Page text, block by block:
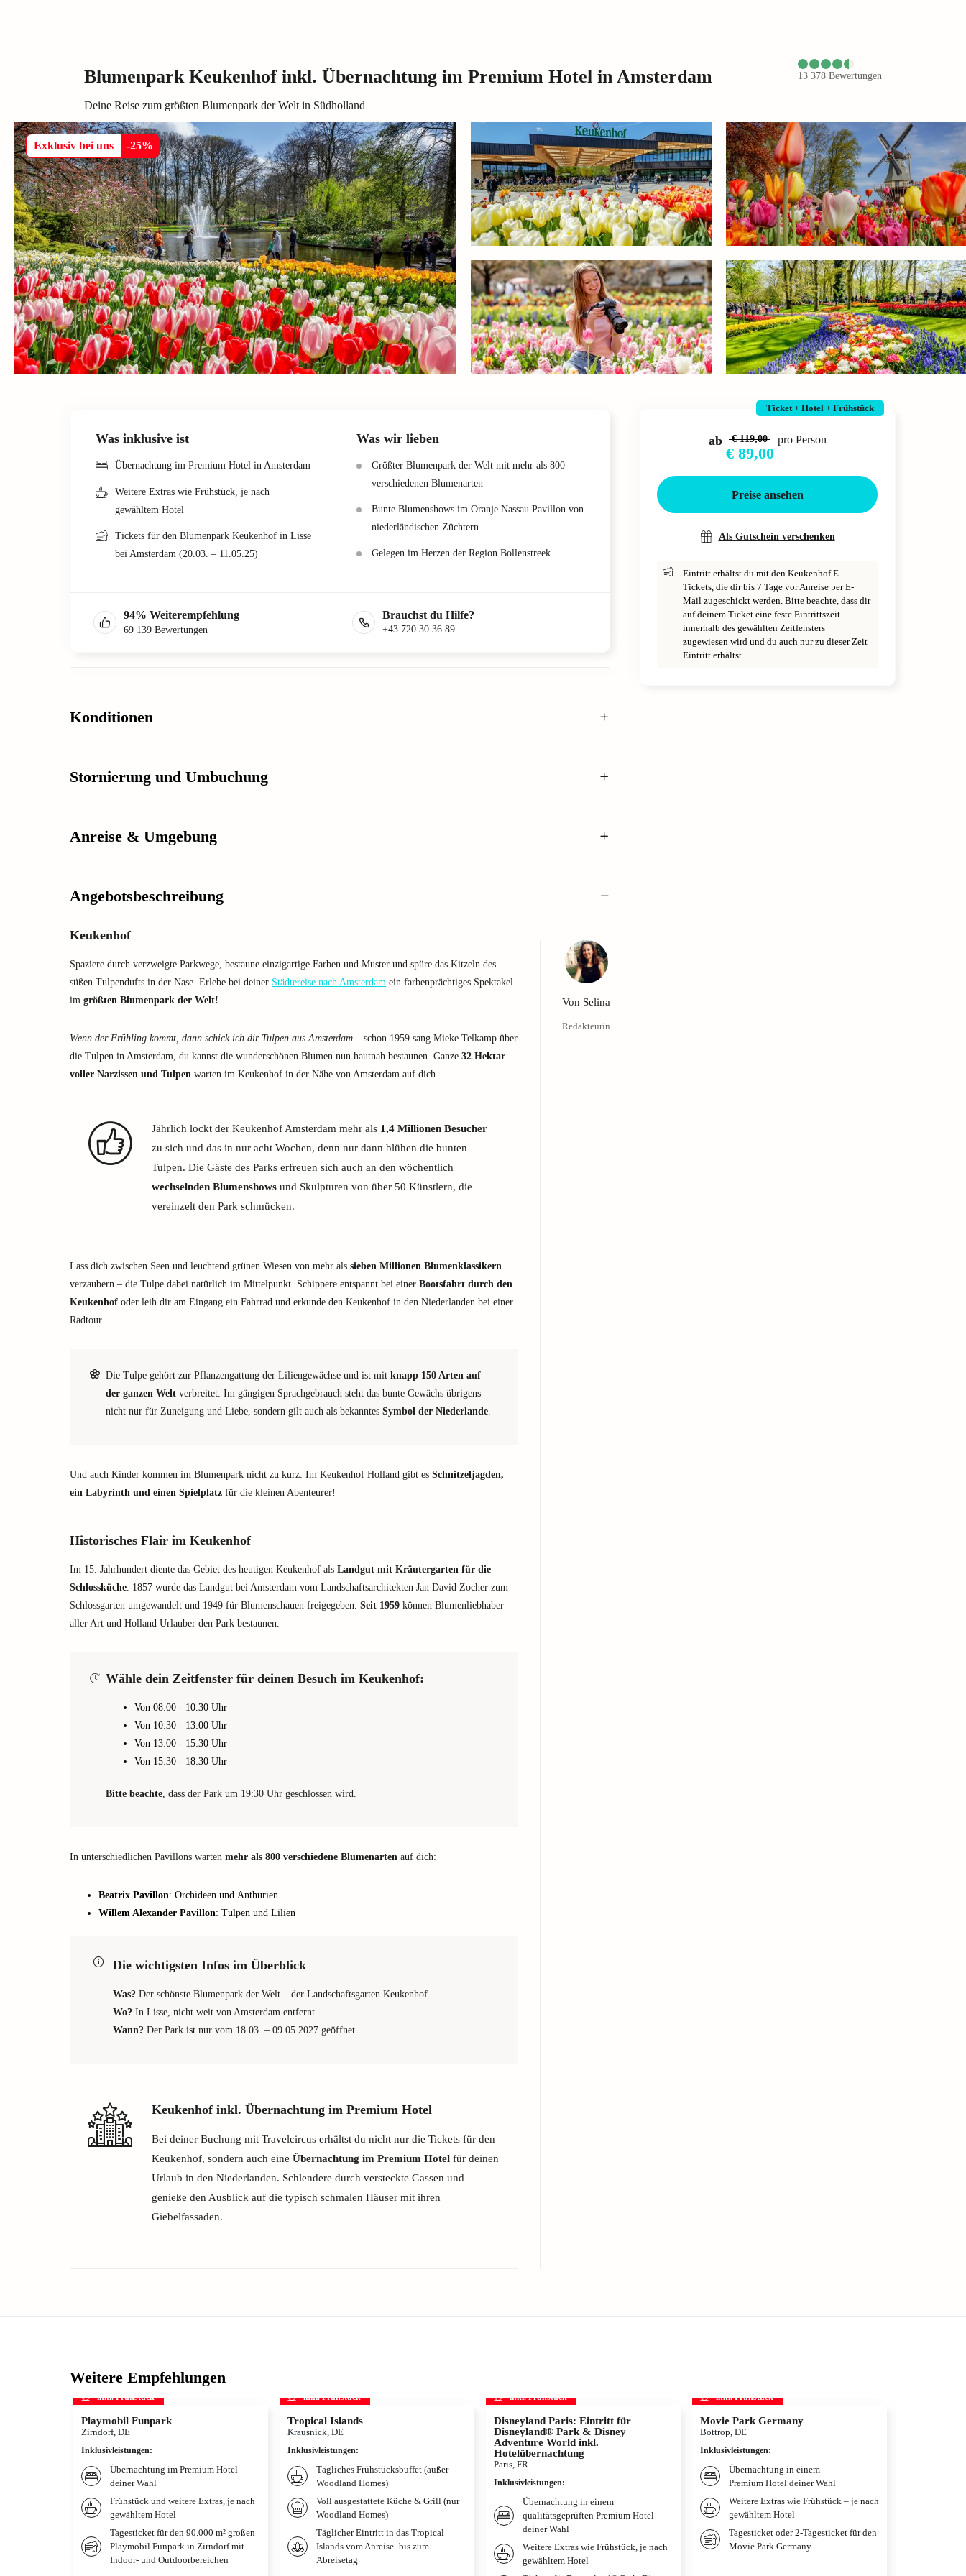
Blumenpark Keukenhof inkl. Übernachtung im Premium Hotel in Amsterdam 13 378 Bewertungen
Deine Reise zum größten Blumenpark der Welt in Südholland
Exklusiv bei uns -25%
Ticket + Hotel + Frühstück
ab € 119,00
€ 89,00
pro Person
Preise ansehen
Als Gutschein verschenken
Eintritt erhältst du mit den Keukenhof E-
Tickets, die dir bis 7 Tage vor Anreise per E-
Mail zugeschickt werden. Bitte beachte, dass dir
auf deinem Ticket eine feste Eintrittszeit
innerhalb des gewählten Zeitfensters
zugewiesen wird und du auch nur zu dieser Zeit
Eintritt erhältst.
Was inklusive ist
Übernachtung im Premium Hotel in Amsterdam
Weitere Extras wie Frühstück, je nach
gewähltem Hotel
Tickets für den Blumenpark Keukenhof in Lisse
bei Amsterdam (20.03. – 11.05.25)
Was wir lieben
Größter Blumenpark der Welt mit mehr als 800
verschiedenen Blumenarten
Bunte Blumenshows im Oranje Nassau Pavillon von
niederländischen Züchtern
Gelegen im Herzen der Region Bollenstreek
94% Weiterempfehlung
69 139 Bewertungen
Brauchst du Hilfe?
+43 720 30 36 89
Konditionen
Stornierung und Umbuchung
Anreise & Umgebung
Angebotsbeschreibung
Keukenhof
Spaziere durch verzweigte Parkwege, bestaune einzigartige Farben und Muster und spüre das Kitzeln des
süßen Tulpendufts in der Nase. Erlebe bei deiner Städtereise nach Amsterdam ein farbenprächtiges Spektakel
im größten Blumenpark der Welt!
Wenn der Frühling kommt, dann schick ich dir Tulpen aus Amsterdam – schon 1959 sang Mieke Telkamp über
die Tulpen in Amsterdam, du kannst die wunderschönen Blumen nun hautnah bestaunen. Ganze 32 Hektar
voller Narzissen und Tulpen warten im Keukenhof in der Nähe von Amsterdam auf dich.
Jährlich lockt der Keukenhof Amsterdam mehr als 1,4 Millionen Besucher
zu sich und das in nur acht Wochen, denn nur dann blühen die bunten
Tulpen. Die Gäste des Parks erfreuen sich auch an den wöchentlich
wechselnden Blumenshows und Skulpturen von über 50 Künstlern, die
vereinzelt den Park schmücken.
Lass dich zwischen Seen und leuchtend grünen Wiesen von mehr als sieben Millionen Blumenklassikern
verzaubern – die Tulpe dabei natürlich im Mittelpunkt. Schippere entspannt bei einer Bootsfahrt durch den
Keukenhof oder leih dir am Eingang ein Fahrrad und erkunde den Keukenhof in den Niederlanden bei einer
Radtour.
Die Tulpe gehört zur Pflanzengattung der Liliengewächse und ist mit knapp 150 Arten auf
der ganzen Welt verbreitet. Im gängigen Sprachgebrauch steht das bunte Gewächs übrigens
nicht nur für Zuneigung und Liebe, sondern gilt auch als bekanntes Symbol der Niederlande.
Und auch Kinder kommen im Blumenpark nicht zu kurz: Im Keukenhof Holland gibt es Schnitzeljagden,
ein Labyrinth und einen Spielplatz für die kleinen Abenteurer!
Historisches Flair im Keukenhof
Im 15. Jahrhundert diente das Gebiet des heutigen Keukenhof als Landgut mit Kräutergarten für die
Schlossküche. 1857 wurde das Landgut bei Amsterdam vom Landschaftsarchitekten Jan David Zocher zum
Schlossgarten umgewandelt und 1949 für Blumenschauen freigegeben. Seit 1959 können Blumenliebhaber
aller Art und Holland Urlauber den Park bestaunen.
Wähle dein Zeitfenster für deinen Besuch im Keukenhof:
Von 08:00 - 10.30 Uhr
Von 10:30 - 13:00 Uhr
Von 13:00 - 15:30 Uhr
Von 15:30 - 18:30 Uhr
Bitte beachte, dass der Park um 19:30 Uhr geschlossen wird.
In unterschiedlichen Pavillons warten mehr als 800 verschiedene Blumenarten auf dich:
Beatrix Pavillon: Orchideen und Anthurien
Willem Alexander Pavillon: Tulpen und Lilien
Die wichtigsten Infos im Überblick
Was? Der schönste Blumenpark der Welt – der Landschaftsgarten Keukenhof
Wo? In Lisse, nicht weit von Amsterdam entfernt
Wann? Der Park ist nur vom 18.03. – 09.05.2027 geöffnet
Keukenhof inkl. Übernachtung im Premium Hotel
Bei deiner Buchung mit Travelcircus erhältst du nicht nur die Tickets für den
Keukenhof, sondern auch eine Übernachtung im Premium Hotel für deinen
Urlaub in den Niederlanden. Schlendere durch versteckte Gassen und
genieße den Ausblick auf die typisch schmalen Häuser mit ihren
Giebelfassaden.
Von Selina
Redakteurin
Weitere Empfehlungen
inkl. Frühstück
Playmobil Funpark
Zirndorf, DE
Inklusivleistungen:
Übernachtung im Premium Hotel
deiner Wahl
Frühstück und weitere Extras, je nach
gewähltem Hotel
Tagesticket für den 90.000 m² großen
Playmobil Funpark in Zirndorf mit
Indoor- und Outdoorbereichen
inkl. Frühstück
Tropical Islands
Krausnick, DE
Inklusivleistungen:
Tägliches Frühstücksbuffet (außer
Woodland Homes)
Voll ausgestattete Küche & Grill (nur
Woodland Homes)
Täglicher Eintritt in das Tropical
Islands vom Anreise- bis zum
Abreisetag
inkl. Frühstück
Disneyland Paris: Eintritt für
Disneyland® Park & Disney
Adventure World inkl.
Hotelübernachtung
Paris, FR
Inklusivleistungen:
Übernachtung in einem
qualitätsgeprüften Premium Hotel
deiner Wahl
Weitere Extras wie Frühstück, je nach
gewähltem Hotel
inkl. Frühstück
Movie Park Germany
Bottrop, DE
Inklusivleistungen:
Übernachtung in einem
Premium Hotel deiner Wahl
Weitere Extras wie Frühstück – je nach
gewähltem Hotel
Tagesticket oder 2-Tagesticket für den
Movie Park Germany